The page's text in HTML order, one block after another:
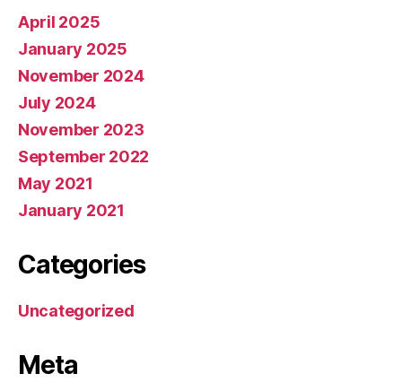
April 2025
January 2025
November 2024
July 2024
November 2023
September 2022
May 2021
January 2021
Categories
Uncategorized
Meta